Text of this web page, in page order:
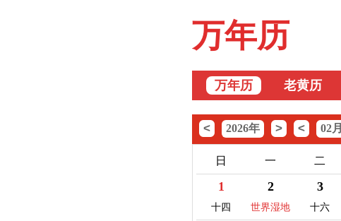
万年历
万年历 老黄历
< 2026年 > < 02月
日 一 二
1
十四
2
世界湿地
3
十六